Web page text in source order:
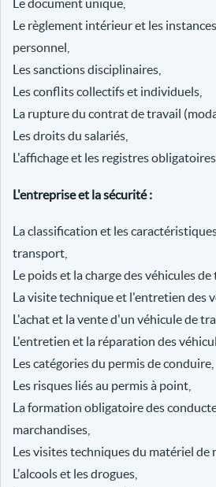
Le document unique,
Le règlement intérieur et les
personnel,
Les sanctions disciplinaires,
Les conflits collectifs et individuels,
La rupture du contrat de travail
Les droits du salariés,
L'affichage et les registres
L'entreprise et la sécurité :
La classification et les
transport,
Le poids et la charge des véhicules
La visite technique et l'entretien des
L'achat et la vente d'un véhicule de
L'entretien et la réparation des
Les catégories du permis de conduire,
Les risques liés au permis à point,
La formation obligatoire des
marchandises,
Les visites techniques du matériel de
L'alcools et les drogues,